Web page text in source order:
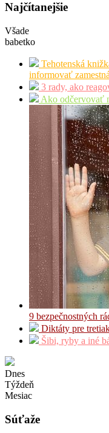
Najčítanejšie
Všade
babetko
Tehotenská
informovať
3 rady, ako
Ako odčervovať
9 bezpečnostných
Diktáty pre
Šibi, ryby a iné
Dnes
Týždeň
Mesiac
Súťaže